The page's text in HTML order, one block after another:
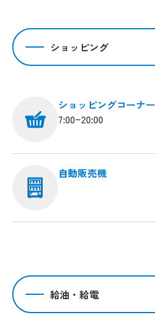
ショッピング
ショッピングコーナー
7:00~20:00
自動販売機
給油・給電